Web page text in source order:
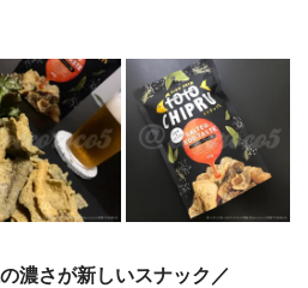
濃さが新しいスナック／